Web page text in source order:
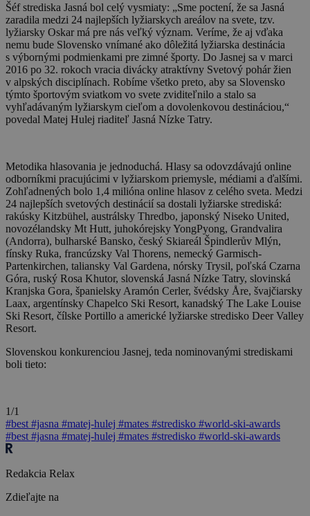
Šéf strediska Jasná bol celý vysmiaty: „Sme poctení, že sa Jasná
zaradila medzi 24 najlepších lyžiarskych areálov na svete, tzv.
lyžiarsky Oskar má pre nás veľký význam. Veríme, že aj vďaka
nemu bude Slovensko vnímané ako dôležitá lyžiarska destinácia
s výbornými podmienkami pre zimné športy. Do Jasnej sa v marci
2016 po 32. rokoch vracia divácky atraktívny Svetový pohár žien
v alpských disciplínach. Robíme všetko preto, aby sa Slovensko
týmto športovým sviatkom vo svete zviditeľnilo a stalo sa
vyhľadávaným lyžiarskym cieľom a dovolenkovou destináciou,“
povedal Matej Hulej riaditeľ Jasná Nízke Tatry.
Metodika hlasovania je jednoduchá. Hlasy sa odovzdávajú online
odborníkmi pracujúcimi v lyžiarskom priemysle, médiami a ďalšími.
Zohľadnených bolo 1,4 milióna online hlasov z celého sveta. Medzi
24 najlepších svetových destinácií sa dostali lyžiarske strediská:
rakúsky Kitzbühel, austrálsky Thredbo, japonský Niseko United,
novozélandsky Mt Hutt, juhokórejsky YongPyong, Grandvalira
(Andorra), bulharské Bansko, český Skiareál Špindlerův Mlýn,
fínsky Ruka, francúzsky Val Thorens, nemecký Garmisch-
Partenkirchen, taliansky Val Gardena, nórsky Trysil, poľská Czarna
Góra, ruský Rosa Khutor, slovenská Jasná Nízke Tatry, slovinská
Kranjska Gora, španielsky Aramón Cerler, švédsky Åre, švajčiarsky
Laax, argentínsky Chapelco Ski Resort, kanadský The Lake Louise
Ski Resort, čílske Portillo a americké lyžiarske stredisko Deer Valley
Resort.
Slovenskou konkurenciou Jasnej, teda nominovanými strediskami
boli tieto:
1/1
#best #jasna #matej-hulej #mates #stredisko #world-ski-awards
#best #jasna #matej-hulej #mates #stredisko #world-ski-awards
Redakcia Relax
Zdieľajte na